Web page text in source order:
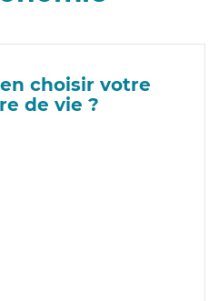
choisir votre
de vie ?